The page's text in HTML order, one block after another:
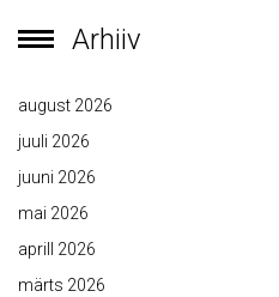
Arhiiv
august 2026
juuli 2026
juuni 2026
mai 2026
aprill 2026
märts 2026